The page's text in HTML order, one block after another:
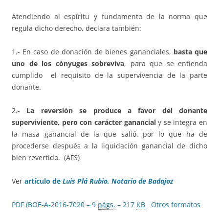
Atendiendo al espíritu y fundamento de la norma que
regula dicho derecho, declara también:
1.- En caso de donación de bienes gananciales, basta que
uno de los cónyuges sobreviva, para que se entienda
cumplido el requisito de la supervivencia de la parte
donante.
2.- La reversión se produce a favor del donante
superviviente, pero con carácter ganancialy se integra en
la masa ganancial de la que salió, por lo que ha de
procederse después a la liquidación ganancial de dicho
bien revertido. (AFS)
Ver artículo de Luis Plá Rubio, Notario de Badajoz
PDF (BOE-A-2016-7020 – 9 págs. – 217 KB Otros formatos